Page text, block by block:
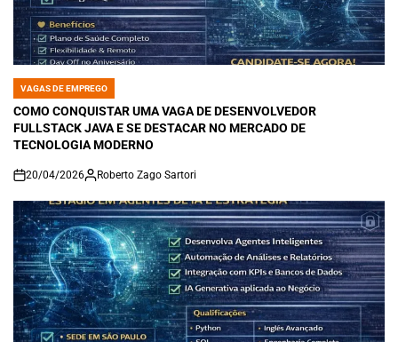
POSTED
IN
VAGAS DE EMPREGO
COMO CONQUISTAR UMA VAGA DE DESENVOLVEDOR
FULLSTACK JAVA E SE DESTACAR NO MERCADO DE
TECNOLOGIA MODERNO
on
20/04/2026 Roberto Zago Sartori